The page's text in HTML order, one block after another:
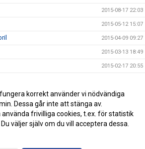
2015-08-17 22:03
2015-05-12 15:07
2015-04-09 09:27
2015-03-13 18:49
2015-02-17 20:55
2015-01-07 22:33
2014-12-14 16:10
korrekt använder vi nödvändiga
Dessa går inte att stänga av.
använda frivilliga cookies, t.ex. för statistik
väljer själv om du vill acceptera dessa.